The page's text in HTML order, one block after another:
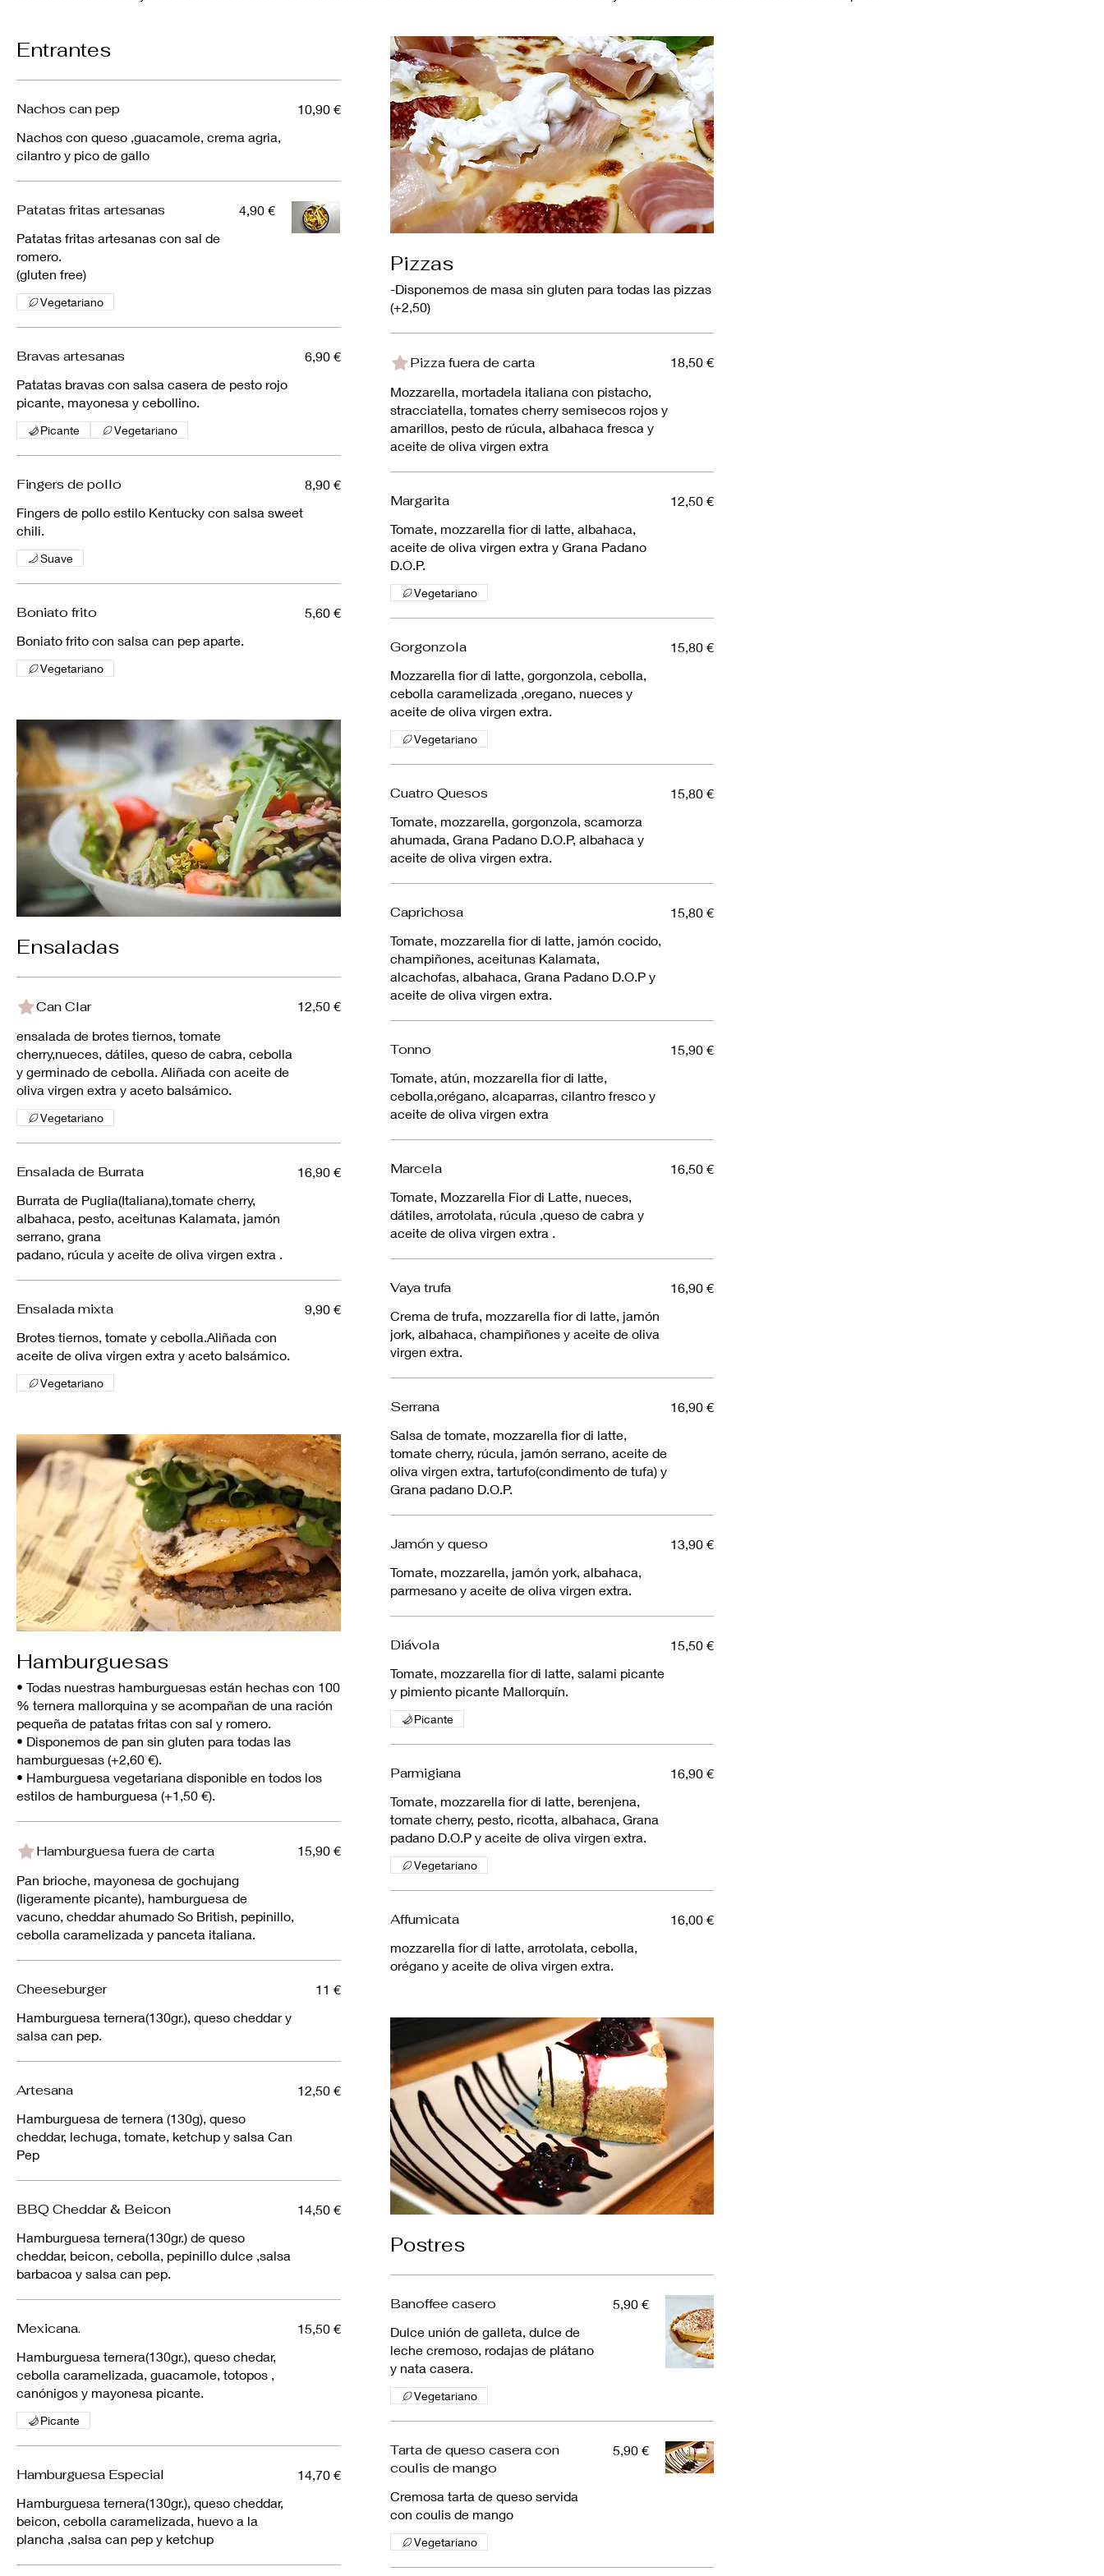
Entrantes
Nachos can pep
Nachos con queso ,guacamole, crema agria,
cilantro y pico de gallo
10,90 €
Patatas fritas artesanas
Patatas fritas artesanas con sal de
romero.
(gluten free)
4,90 €
Vegetariano
Bravas artesanas
Patatas bravas con salsa casera de pesto rojo
picante, mayonesa y cebollino.
6,90 €
Picante Vegetariano
Fingers de pollo
Fingers de pollo estilo Kentucky con salsa sweet
chili.
8,90 €
Suave
Boniato frito
Boniato frito con salsa can pep aparte.
5,60 €
Vegetariano
Ensaladas
Can Clar
ensalada de brotes tiernos, tomate
cherry,nueces, dátiles, queso de cabra, cebolla
y germinado de cebolla. Aliñada con aceite de
12,50 €
Vegetariano
Ensalada de Burrata
Burrata de Puglia(Italiana),tomate cherry,
albahaca, pesto, aceitunas Kalamata, jamón
serrano, grana
padano, rúcula y aceite de oliva virgen extra .
16,90 €
Ensalada mixta
Brotes tiernos, tomate y cebolla.Aliñada con
aceite de oliva virgen extra y aceto balsámico.
9,90 €
Vegetariano
Hamburguesas
• Todas nuestras hamburguesas están hechas con 100
% ternera mallorquina y se acompañan de una ración
pequeña de patatas fritas con sal y romero.
• Disponemos de pan sin gluten para todas las
hamburguesas (+2,60 €).
• Hamburguesa vegetariana disponible en todos los
estilos de hamburguesa (+1,50 €).
Hamburguesa fuera de carta
Pan brioche, mayonesa de gochujang
(ligeramente picante), hamburguesa de
vacuno, cheddar ahumado So British, pepinillo,
cebolla caramelizada y panceta italiana.
15,90 €
Cheeseburger
Hamburguesa ternera(130gr.), queso cheddar y
salsa can pep.
11 €
Artesana
Hamburguesa de ternera (130g), queso
cheddar, lechuga, tomate, ketchup y salsa Can
Pep
12,50 €
BBQ Cheddar & Beicon
Hamburguesa ternera(130gr.) de queso
cheddar, beicon, cebolla, pepinillo dulce ,salsa
barbacoa y salsa can pep.
14,50 €
Mexicana.
Hamburguesa ternera(130gr.), queso chedar,
cebolla caramelizada, guacamole, totopos ,
canónigos y mayonesa picante.
15,50 €
Picante
Hamburguesa Especial
Hamburguesa ternera(130gr.), queso cheddar,
beicon, cebolla caramelizada, huevo a la
plancha ,salsa can pep y ketchup
14,70 €
Pizzas
-Disponemos de masa sin gluten para todas las pizzas
(+2,50)
Pizza fuera de carta
⁠Mozzarella, ⁠mortadela italiana con pistacho,
stracciatella, tomates cherry semisecos rojos y
amarillos, pesto de rúcula, albahaca fresca y
aceite de oliva virgen extra
18,50 €
Margarita
Tomate, mozzarella fior di latte, albahaca,
aceite de oliva virgen extra y Grana Padano
D.O.P.
12,50 €
Vegetariano
Gorgonzola
Mozzarella fior di latte, gorgonzola, cebolla,
cebolla caramelizada ,oregano, nueces y
aceite de oliva virgen extra.
15,80 €
Vegetariano
Cuatro Quesos
Tomate, mozzarella, gorgonzola, scamorza
ahumada, Grana Padano D.O.P, albahaca y
aceite de oliva virgen extra.
15,80 €
Caprichosa
Tomate, mozzarella fior di latte, jamón cocido,
champiñones, aceitunas Kalamata,
alcachofas, albahaca, Grana Padano D.O.P y
aceite de oliva virgen extra.
15,80 €
Tonno
Tomate, atún, mozzarella fior di latte,
cebolla,orégano, alcaparras, cilantro fresco y
aceite de oliva virgen extra
15,90 €
Marcela
Tomate, Mozzarella Fior di Latte, nueces,
dátiles, arrotolata, rúcula ,queso de cabra y
aceite de oliva virgen extra .
16,50 €
Vaya trufa
Crema de trufa, mozzarella fior di latte, jamón
jork, albahaca, champiñones y aceite de oliva
virgen extra.
16,90 €
Serrana
Salsa de tomate, mozzarella fior di latte,
tomate cherry, rúcula, jamón serrano, aceite de
oliva virgen extra, tartufo(condimento de tufa) y
Grana padano D.O.P.
16,90 €
Jamón y queso
Tomate, mozzarella, jamón york, albahaca,
parmesano y aceite de oliva virgen extra.
13,90 €
Diávola
Tomate, mozzarella fior di latte, salami picante
y pimiento picante Mallorquín.
15,50 €
Picante
Parmigiana
Tomate, mozzarella fior di latte, berenjena,
tomate cherry, pesto, ricotta, albahaca, Grana
padano D.O.P y aceite de oliva virgen extra.
16,90 €
Vegetariano
Affumicata
mozzarella fior di latte, arrotolata, cebolla,
orégano y aceite de oliva virgen extra.
16,00 €
Postres
Banoffee casero
Dulce unión de galleta, dulce de
leche cremoso, rodajas de plátano
y nata casera.
5,90 €
Vegetariano
Tarta de queso casera con
coulis de mango
Cremosa tarta de queso servida
con coulis de mango
5,90 €
Vegetariano